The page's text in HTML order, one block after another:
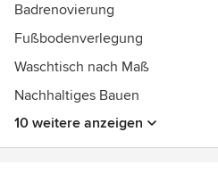
Badrenovierung
Fußbodenverlegung
Waschtisch nach Maß
Nachhaltiges Bauen
10 weitere anzeigen